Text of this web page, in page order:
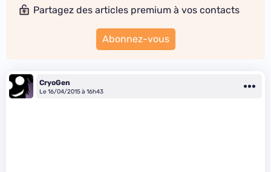
Partagez des articles premium à vos contacts
Abonnez-vous
CryoGen
Le 16/04/2015 à 16h43